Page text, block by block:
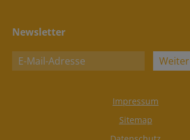
Newsletter
Weiter
Impressum
Sitemap